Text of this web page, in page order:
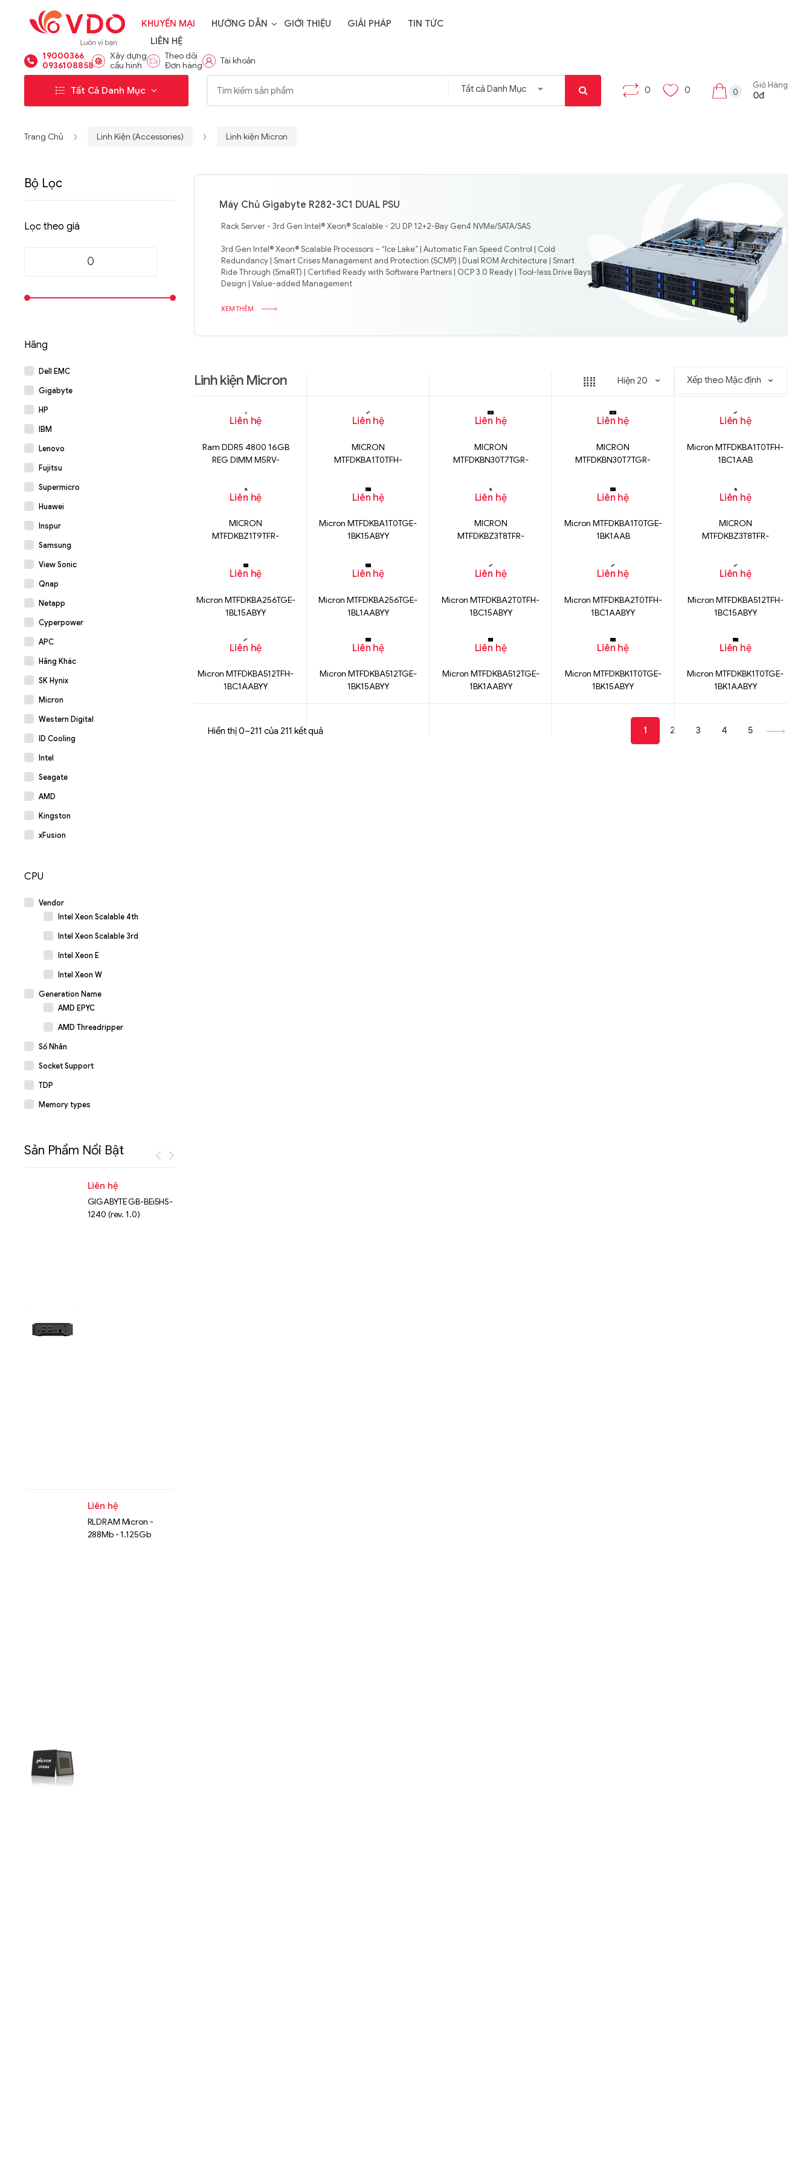
KHUYẾN MẠI HƯỚNG DẪN GIỚI THIỆU GIẢI PHÁP
TIN TỨC
LIÊN HỆ
19000366
0936108858
Xây dựng
cấu hình
Theo dõi
Đơn hàng
Tài khoản
Tất Cả Danh Mục 0 0 0
Giỏ Hàng
0đ
Trang Chủ Linh Kiện (Accessories) Linh kiện Micron
Máy Chủ Gigabyte R282-3C1 DUAL PSU
Rack Server - 3rd Gen Intel® Xeon® Scalable - 2U DP 12+2-Bay Gen4 NVMe/SATA/SAS
3rd Gen Intel® Xeon® Scalable Processors – “Ice Lake” | Automatic Fan Speed Control | Cold
Redundancy | Smart Crises Management and Protection (SCMP) | Dual ROM Architecture | Smart
Ride Through (SmaRT) | Certified Ready with Software Partners | OCP 3.0 Ready | Tool-less Drive Bays
Design | Value-added Management
XEM THÊM
Linh kiện Micron
Liên hệ
Ram DDR5 4800 16GB
REG DIMM M5RV-
Liên hệ
MICRON
MTFDKBA1T0TFH-
Liên hệ
MICRON
MTFDKBN30T7TGR-
Liên hệ
MICRON
MTFDKBN30T7TGR-
Liên hệ
Micron MTFDKBA1T0TFH-
1BC1AAB
Liên hệ
MICRON
MTFDKBZ1T9TFR-
Liên hệ
Micron MTFDKBA1T0TGE-
1BK15ABYY
Liên hệ
MICRON
MTFDKBZ3T8TFR-
Liên hệ
Micron MTFDKBA1T0TGE-
1BK1AAB
Liên hệ
MICRON
MTFDKBZ3T8TFR-
Liên hệ
Micron MTFDKBA256TGE-
1BL15ABYY
Liên hệ
Micron MTFDKBA256TGE-
1BL1AABYY
Liên hệ
Micron MTFDKBA2T0TFH-
1BC15ABYY
Liên hệ
Micron MTFDKBA2T0TFH-
1BC1AABYY
Liên hệ
Micron MTFDKBA512TFH-
1BC15ABYY
Liên hệ
Micron MTFDKBA512TFH-
1BC1AABYY
Liên hệ
Micron MTFDKBA512TGE-
1BK15ABYY
Liên hệ
Micron MTFDKBA512TGE-
1BK1AABYY
Liên hệ
Micron MTFDKBK1T0TGE-
1BK15ABYY
Liên hệ
Micron MTFDKBK1T0TGE-
1BK1AABYY
Hiển thị 0–211 của 211 kết quả 1 2 3 4 5
Bộ Lọc
Lọc theo giá
Hãng
Dell EMC
Gigabyte
HP
IBM
Lenovo
Fujitsu
Supermicro
Huawei
Inspur
Samsung
View Sonic
Qnap
Netapp
Cyperpower
APC
Hãng Khác
SK Hynix
Micron
Western Digital
ID Cooling
Intel
Seagate
AMD
Kingston
xFusion
CPU
Vendor
Intel Xeon Scalable 4th
Intel Xeon Scalable 3rd
Intel Xeon E
Intel Xeon W
Generation Name
AMD EPYC
AMD Threadripper
Số Nhân
Socket Support
TDP
Memory types
Sản Phẩm Nổi Bật
Liên hệ
GIGABYTE GB-BEi5HS-
1240 (rev. 1.0)
Liên hệ
RLDRAM Micron -
288Mb - 1.125Gb